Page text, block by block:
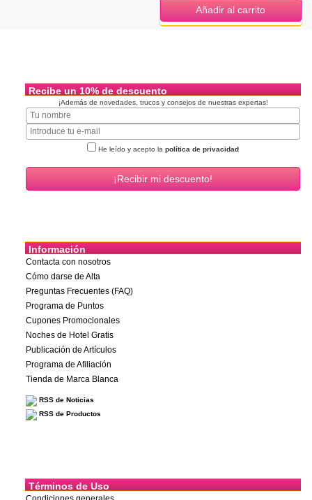
Añadir al carrito
Recibe un 10% de descuento
¡Además de novedades, trucos y consejos de nuestras expertas!
He leído y acepto la política de privacidad
Información
Contacta con nosotros
Cómo darse de Alta
Preguntas Frecuentes (FAQ)
Programa de Puntos
Cupones Promocionales
Noches de Hotel Gratis
Publicación de Artículos
Programa de Afiliación
Tienda de Marca Blanca
RSS de Noticias
RSS de Productos
Términos de Uso